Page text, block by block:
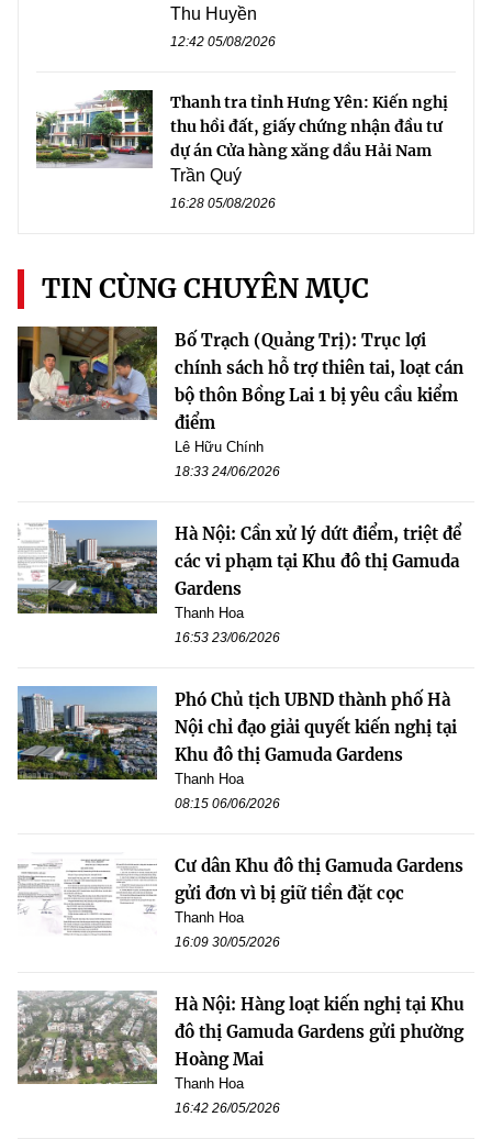
Thu Huyền
12:42 05/08/2026
Thanh tra tỉnh Hưng Yên: Kiến nghị
thu hồi đất, giấy chứng nhận đầu tư
dự án Cửa hàng xăng dầu Hải Nam
Trần Quý
16:28 05/08/2026
TIN CÙNG CHUYÊN MỤC
Bố Trạch (Quảng Trị): Trục lợi
chính sách hỗ trợ thiên tai, loạt cán
bộ thôn Bồng Lai 1 bị yêu cầu kiểm
điểm
Lê Hữu Chính
18:33 24/06/2026
Hà Nội: Cần xử lý dứt điểm, triệt để
các vi phạm tại Khu đô thị Gamuda
Gardens
Thanh Hoa
16:53 23/06/2026
Phó Chủ tịch UBND thành phố Hà
Nội chỉ đạo giải quyết kiến nghị tại
Khu đô thị Gamuda Gardens
Thanh Hoa
08:15 06/06/2026
Cư dân Khu đô thị Gamuda Gardens
gửi đơn vì bị giữ tiền đặt cọc
Thanh Hoa
16:09 30/05/2026
Hà Nội: Hàng loạt kiến nghị tại Khu
đô thị Gamuda Gardens gửi phường
Hoàng Mai
Thanh Hoa
16:42 26/05/2026